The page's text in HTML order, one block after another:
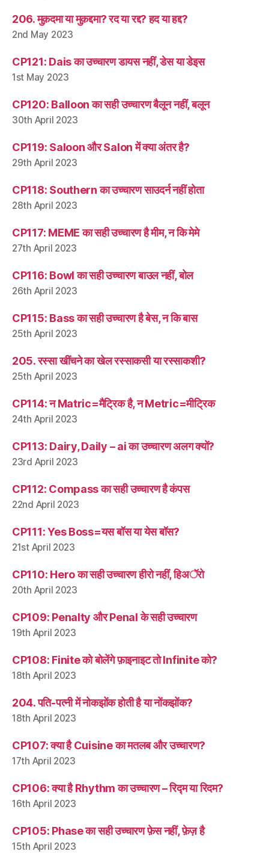
206. मुक़दमा या मुक़द्दमा? रद या रद्द? हद या हद्द?
2nd May 2023
CP121: Dais का उच्चारण डायस नहीं, डेस या डेइस
1st May 2023
CP120: Balloon का सही उच्चारण बैलून नहीं, बलून
30th April 2023
CP119: Saloon और Salon में क्या अंतर है?
29th April 2023
CP118: Southern का उच्चारण साउदर्न नहीं होता
28th April 2023
CP117: MEME का सही उच्चारण है मीम, न कि मेमे
27th April 2023
CP116: Bowl का सही उच्चारण बाउल नहीं, बोल
26th April 2023
CP115: Bass का सही उच्चारण है बेस, न कि बास
25th April 2023
205. रस्सा खींचने का खेल रस्साकसी या रस्साकशी?
25th April 2023
CP114: न Matric=मैट्रिक है, न Metric=मीट्रिक
24th April 2023
CP113: Dairy, Daily – ai का उच्चारण अलग क्यों?
23rd April 2023
CP112: Compass का सही उच्चारण है कंपस
22nd April 2023
CP111: Yes Boss=यस बॉस या येस बॉस?
21st April 2023
CP110: Hero का सही उच्चारण हीरो नहीं, हिअॅरो
20th April 2023
CP109: Penalty और Penal के सही उच्चारण
19th April 2023
CP108: Finite को बोलेंगे फ़ाइनाइट तो Infinite को?
18th April 2023
204. पति-पत्नी में नोकझोंक होती है या नोंकझोंक?
18th April 2023
CP107: क्या है Cuisine का मतलब और उच्चारण?
17th April 2023
CP106: क्या है Rhythm का उच्चारण – रिद्म या रिदम?
16th April 2023
CP105: Phase का सही उच्चारण फ़ेस नहीं, फ़ेज़ है
15th April 2023